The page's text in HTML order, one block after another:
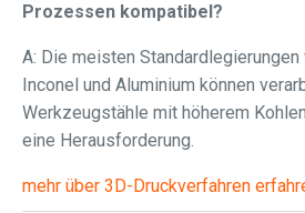
Prozessen kompatibel?
A: Die meisten Standardlegierungen
Inconel und Aluminium können
Werkzeugstähle mit höherem
eine Herausforderung.
mehr über 3D-Druckverfahren